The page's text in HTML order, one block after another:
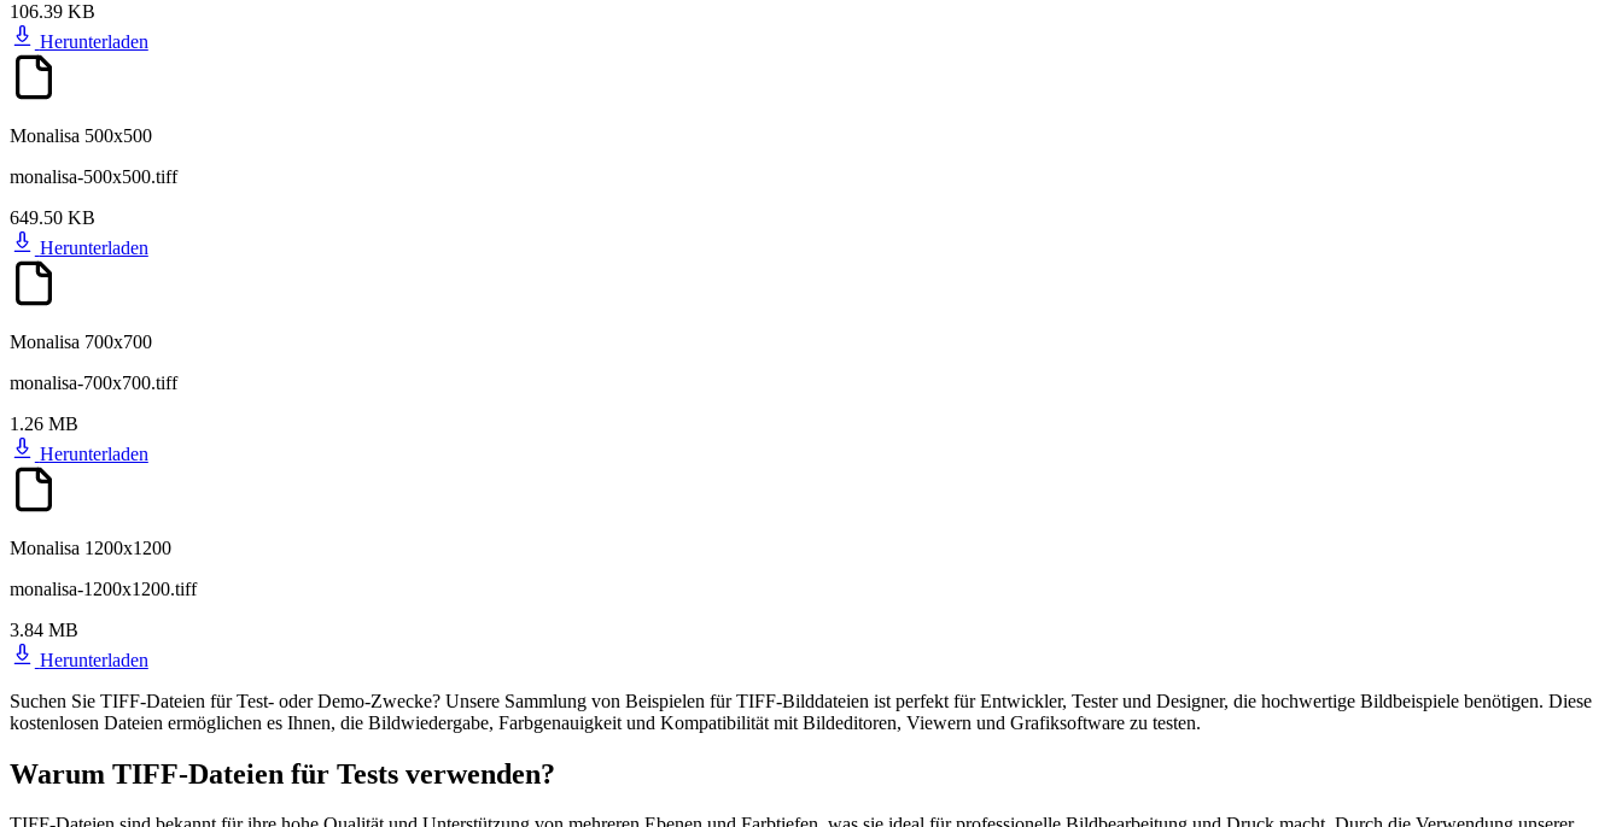
106.39 KB
Herunterladen
Monalisa 500x500
monalisa-500x500.tiff
649.50 KB
Herunterladen
Monalisa 700x700
monalisa-700x700.tiff
1.26 MB
Herunterladen
Monalisa 1200x1200
monalisa-1200x1200.tiff
3.84 MB
Herunterladen
Suchen Sie TIFF-Dateien für Test- oder Demo-Zwecke? Unsere Sammlung von Beispielen für TIFF-Bilddateien ist perfekt für Entwickler, Tester und Designer, die hochwertige Bildbeispiele benötigen. Diese
kostenlosen Dateien ermöglichen es Ihnen, die Bildwiedergabe, Farbgenauigkeit und Kompatibilität mit Bildeditoren, Viewern und Grafiksoftware zu testen.
Warum TIFF-Dateien für Tests verwenden?